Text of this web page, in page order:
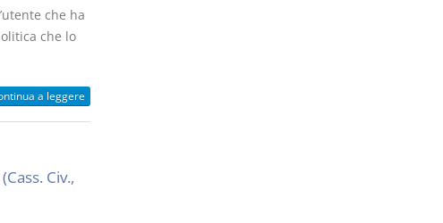
che ha
che lo
a leggere
Civ.,